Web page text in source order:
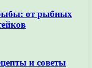
от рыбных
и советы